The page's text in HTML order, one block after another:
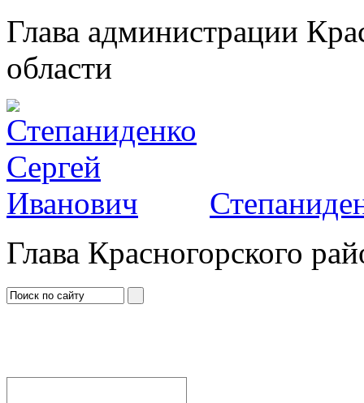
Глава администрации
области
Глава Красногорского